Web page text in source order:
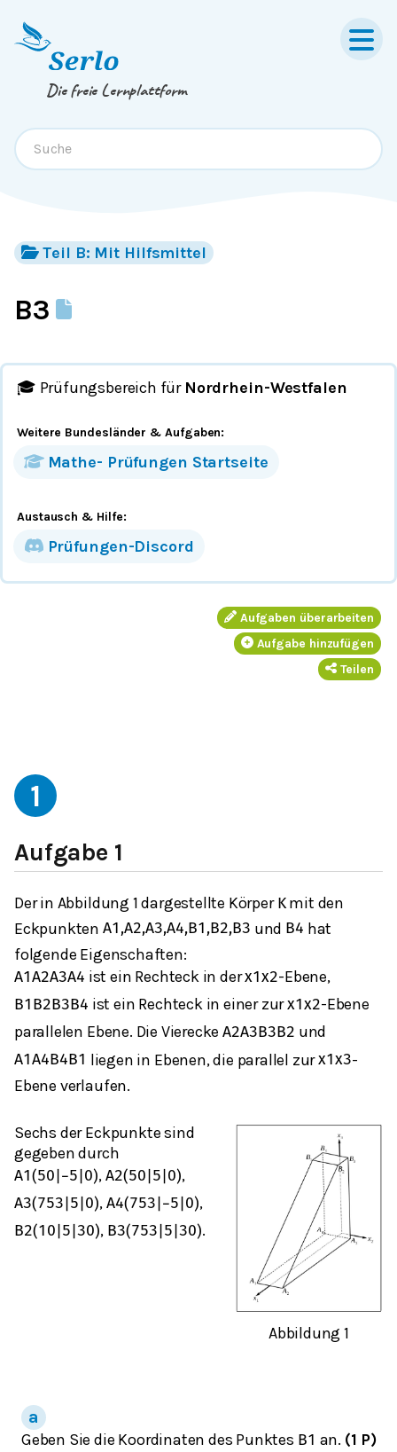
Springe zum
Die freie Lernplattform
Teil B: Mit Hilfsmittel
B3
🎓 Prüfungsbereich für Nordrhein-Westfalen
Weitere Bundesländer & Aufgaben:
Mathe- Prüfungen Startseite
Austausch & Hilfe:
Prüfungen-Discord
Aufgaben überarbeiten
Aufgabe hinzufügen
Teilen
1
Aufgabe 1
Der in Abbildung 1 dargestellte Körper Kmit den
Eckpunkten A1 ,A2,A3,A4,B1 ,B2,B3 und B4 hat
folgende Eigenschaften:
A1 A2A3A4 ist ein Rechteck in derx1x2-Ebene,
B1 B2 B3 B4 ist ein Rechteck in einer zurx1x2-Ebene
parallelen Ebene. Die ViereckeA2A3 B3 B2 und
A1 A4 B4 B1 liegen in Ebenen, die parallel zurx1x3-
Ebene verlaufen.
Sechs der Eckpunkte sind
gegeben durch
A1 (50 −5 0), A2(50 5 0),
A3(753 5 0), A4(753 −5 0),
B2(10 5 30), B3(753 5 30).
Abbildung 1
Geben Sie die Koordinaten des Punktes B1 an. (1 P)